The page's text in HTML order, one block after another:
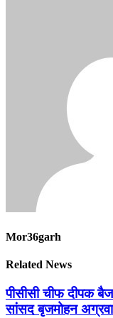
Mor36garh
Related News
पीसीसी चीफ दीपक
सांसद बृजमोहन